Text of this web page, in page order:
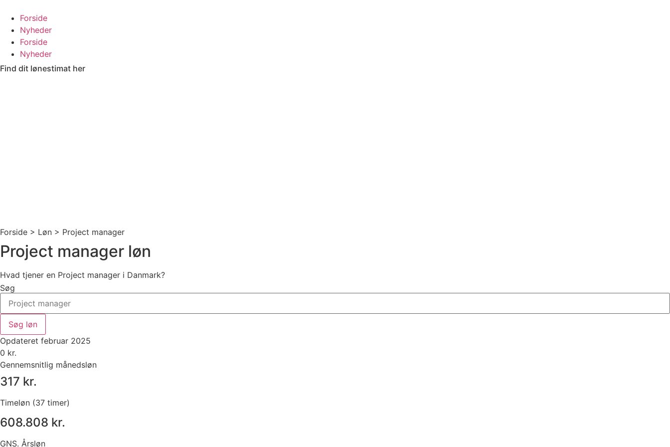
indhold
Forside
Nyheder
Forside
Nyheder
Find dit lønestimat her
Forside > Løn > Project manager
Project manager løn
Hvad tjener en Project manager i Danmark?
Søg
Søg løn
Opdateret februar 2025
0 kr.
Gennemsnitlig månedsløn
317 kr.
Timeløn (37 timer)
608.808 kr.
GNS. Årsløn